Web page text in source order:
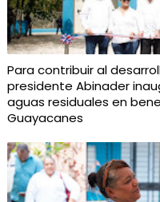
Para contribuir al
presidente Abinader
aguas residuales en
Guayacanes